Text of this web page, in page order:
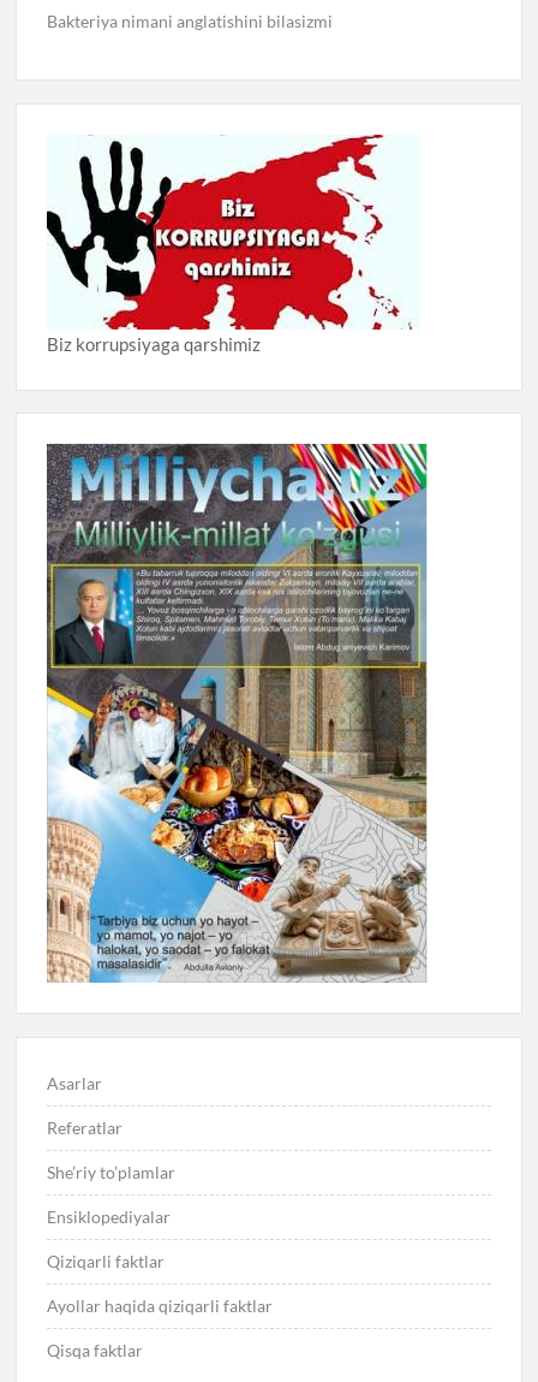
Bakteriya nimani anglatishini bilasizmi
Biz korrupsiyaga qarshimiz
Asarlar
Referatlar
She’riy to’plamlar
Ensiklopediyalar
Qiziqarli faktlar
Ayollar haqida qiziqarli faktlar
Qisqa faktlar